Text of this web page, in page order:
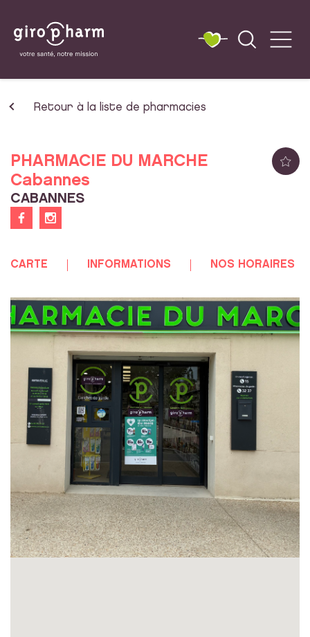
Retour à la liste de pharmacies
PHARMACIE DU MARCHE
Cabannes
CABANNES
CARTE INFORMATIONS NOS HORAIRES